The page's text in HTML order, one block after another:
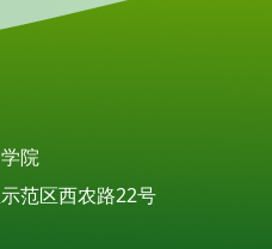
院
范区西农路22号